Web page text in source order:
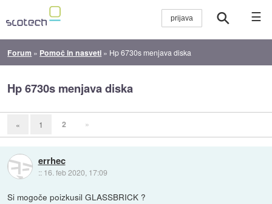
☰
Forum » Pomoč in nasveti » Hp 6730s menjava diska
Hp 6730s menjava diska
« 1 2 »
errhec
:: 16. feb 2020, 17:09
Si mogoče poizkusil GLASSBRICK ?